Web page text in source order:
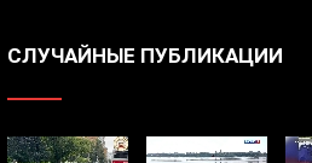
СЛУЧАЙНЫЕ ПУБЛИКАЦИИ